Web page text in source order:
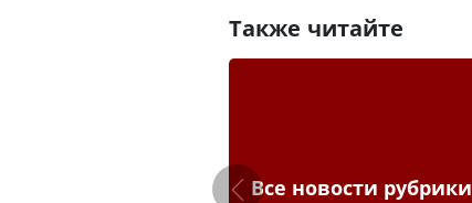
Также читайте
Все новости рубрики